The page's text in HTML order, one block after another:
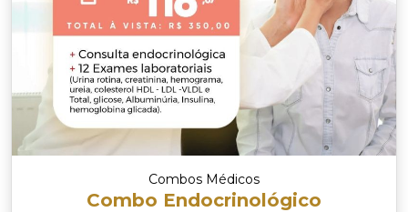
Combos Médicos
Combo Endocrinológico